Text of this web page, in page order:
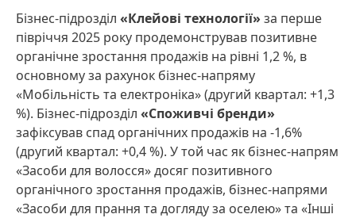
Бізнес-підрозділ «Клейові технології» за перше
півріччя 2025 року продемонстрував позитивне
органічне зростання продажів на рівні 1,2 %, в
основному за рахунок бізнес-напряму
«Мобільність та електроніка» (другий квартал: +1,3
%). Бізнес-підрозділ «Споживчі бренди»
зафіксував спад органічних продажів на -1,6%
(другий квартал: +0,4 %). У той час як бізнес-напрям
«Засоби для волосся» досяг позитивного
органічного зростання продажів, бізнес-напрями
«Засоби для прання та догляду за оселею» та «Інші